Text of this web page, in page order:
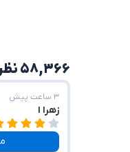
۵۸,۳۶۶ نظر از ۲۵۲,۴۳۸ مشاوره انجام شده
۳ ساعت پیش
زهرا ا